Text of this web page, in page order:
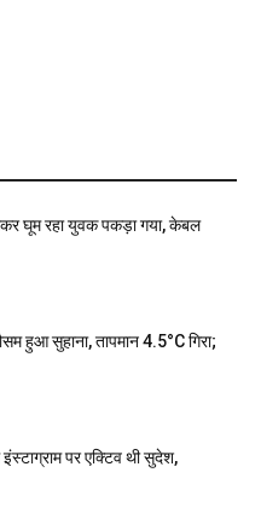
घूम रहा युवक पकड़ा गया, केबल
हुआ सुहाना, तापमान 4.5°C गिरा;
पर एक्टिव थी सुदेश,